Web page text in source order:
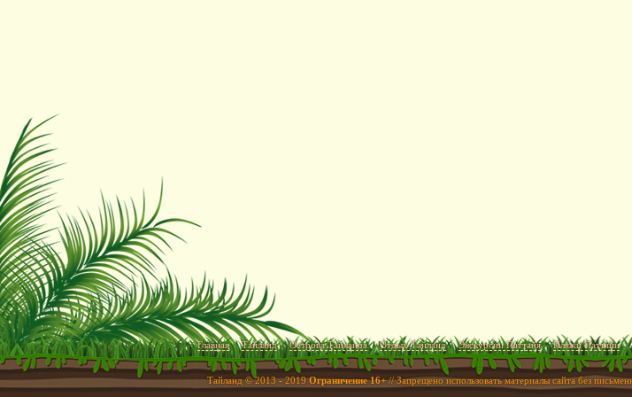
Главная Тайланд Острова Тайланда Отдых Тайланд Экскурсии Паттайя Пляжи Паттайи
Тайланд © 2013 - 2019Ограничение 16+// Запрещено использовать материалы сайта без